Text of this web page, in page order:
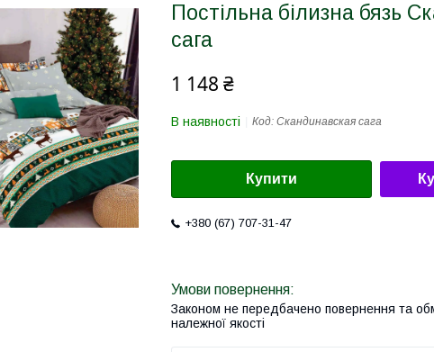
Постільна білизна бязь
сага
1 148 ₴
В наявності Код: Скандинавская сага
Купити
+380 (67) 707-31-47
Законом не передбачено повернення та
належної якості